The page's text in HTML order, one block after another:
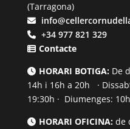
(Tarragona)
+34 977 821 329
Contacte
HORARI BOTIGA:De
14h i 16h a 20h ·
19:30h · Diumenges:
HORARI OFICINA:de